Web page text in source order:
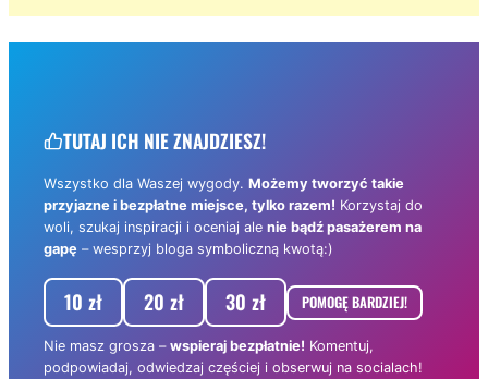
TUTAJ ICH NIE ZNAJDZIESZ!
Wszystko dla Waszej wygody. Możemy tworzyć takie
przyjazne i bezpłatne miejsce, tylko razem! Korzystaj do
woli, szukaj inspiracji i oceniaj ale nie bądź pasażerem na
gapę – wesprzyj bloga symboliczną kwotą:)
10 zł 20 zł 30 zł POMOGĘ BARDZIEJ!
Nie masz grosza – wspieraj bezpłatnie! Komentuj,
podpowiadaj, odwiedzaj częściej i obserwuj na socialach!